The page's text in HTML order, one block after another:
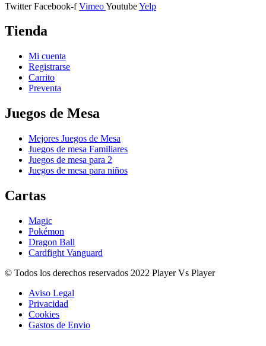
Twitter Facebook-f VimeoYoutubeYelp
Tienda
Mi cuenta
Registrarse
Carrito
Preventa
Juegos de Mesa
Mejores Juegos de Mesa
Juegos de mesa Familiares
Juegos de mesa para 2
Juegos de mesa para niños
Cartas
Magic
Pokémon
Dragon Ball
Cardfight Vanguard
© Todos los derechos reservados 2022 Player Vs Player
Aviso Legal
Privacidad
Cookies
Gastos de Envio